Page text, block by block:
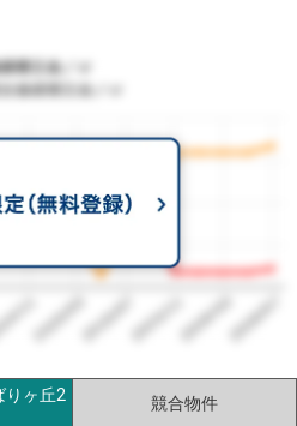
積立金／㎡
合修繕積立金／㎡
112025/032025/072025/112026/032026/07
りヶ丘2
競合物件